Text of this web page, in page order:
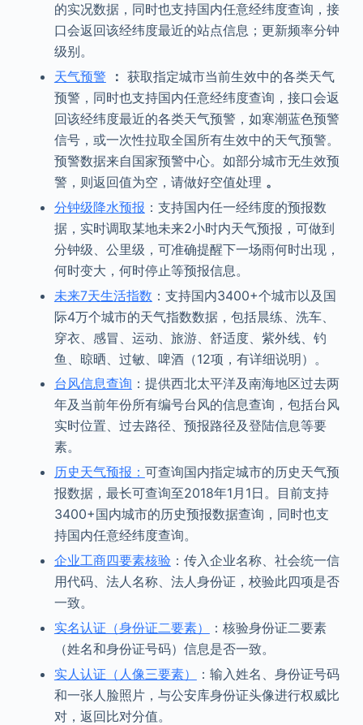
的实况数据，同时也支持国内任意经纬度查询，接
口会返回该经纬度最近的站点信息；更新频率分钟
级别。
天气预警
： 获取指定城市当前生效中的各类天气
预警，同时也支持国内任意经纬度查询，接口会返
回该经纬度最近的各类天气预警，如寒潮蓝色预警
信号，或一次性拉取全国所有生效中的天气预警。
预警数据来自国家预警中心。如部分城市无生效预
警，则返回值为空，请做好空值处理 。
分钟级降水预报 ：支持国内任一经纬度的预报数
据，实时调取某地未来2小时内天气预报，可做到
分钟级、公里级，可准确提醒下一场雨何时出现，
何时变大，何时停止等预报信息。
未来7天生活指数 ：支持国内3400+个城市以及国
际4万个城市的天气指数数据，包括晨练、洗车、
穿衣、感冒、运动、旅游、舒适度、紫外线、钓
鱼、晾晒、过敏、啤酒（12项，有详细说明）。
台风信息查询 ：提供西北太平洋及南海地区过去两
年及当前年份所有编号台风的信息查询，包括台风
实时位置、过去路径、预报路径及登陆信息等要
素。
历史天气预报： 可查询国内指定城市的历史天气预
报数据，最长可查询至2018年1月1日。目前支持
3400+国内城市的历史预报数据查询，同时也支
持国内任意经纬度查询。
企业工商四要素核验：传入企业名称、社会统一信
用代码、法人名称、法人身份证，校验此四项是否
一致。
实名认证（身份证二要素）
：核验身份证二要素
（姓名和身份证号码）信息是否一致。
实人认证（人像三要素）
：输入姓名、身份证号码
和一张人脸照片，与公安库身份证头像进行权威比
对，返回比对分值。